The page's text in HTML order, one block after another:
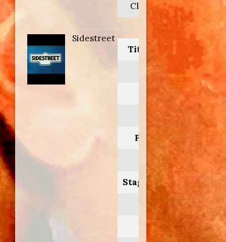
Clay Borris/vari
Sidestreet
Titolo originale:
Sidestreet
Anno:
1977
Personaggio:
Gary
Stagione.Episodio:
3.7
Regia di: